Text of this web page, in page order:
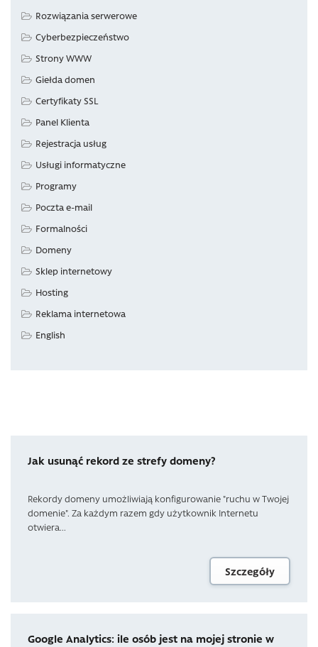
Rozwiązania serwerowe
Cyberbezpieczeństwo
Strony WWW
Giełda domen
Certyfikaty SSL
Panel Klienta
Rejestracja usług
Usługi informatyczne
Programy
Poczta e-mail
Formalności
Domeny
Sklep internetowy
Hosting
Reklama internetowa
English
Jak usunąć rekord ze strefy domeny?
Rekordy domeny umożliwiają konfigurowanie "ruchu w Twojej
domenie". Za każdym razem gdy użytkownik Internetu
otwiera...
Szczegóły
Google Analytics: ile osób jest na mojej stronie w